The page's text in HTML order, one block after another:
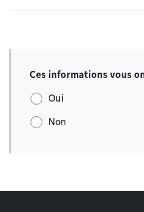
Ces informations vous
Oui
Non